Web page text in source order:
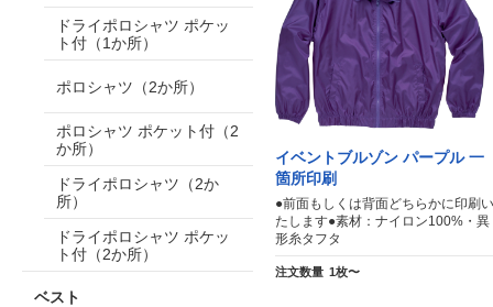
イベントブルゾン パープル 一
箇所印刷
●前面もしくは背面どちらかに印刷い
たします●素材：ナイロン100%・異
形糸タフタ
注文数量 1枚〜
ドライポロシャツ ポケッ
ト付（1か所）
ポロシャツ（2か所）
ポロシャツ ポケット付（2
か所）
ドライポロシャツ（2か
所）
ドライポロシャツ ポケッ
ト付（2か所）
ベスト